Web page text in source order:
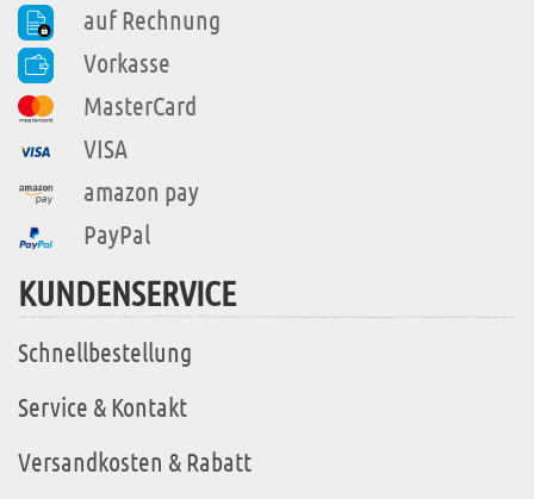
auf Rechnung
Vorkasse
MasterCard
VISA
amazon pay
PayPal
KUNDENSERVICE
Schnellbestellung
Service & Kontakt
Versandkosten & Rabatt